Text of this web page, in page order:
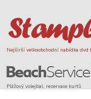
Nejširší velkoobchodní nabídka dvd
Plážový volejbal, rezervace kurtů